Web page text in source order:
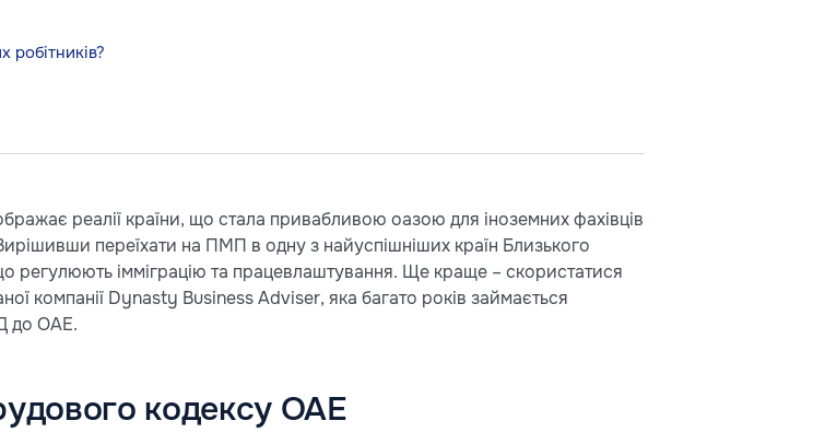
реалії країни, що стала привабливою оазою для іноземних фахівців
Вирішивши переїхати на ПМП в одну з найуспішніших країн Близького
регулюють імміграцію та працевлаштування. Ще краще – скористатися
компанії Dynasty Business Adviser, яка багато років займається
до ОАЕ.
кодексу ОАЕ